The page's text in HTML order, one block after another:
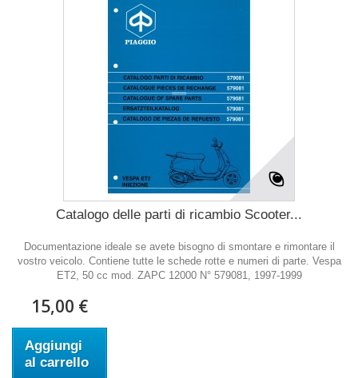
Catalogo delle parti di ricambio Scooter...
Documentazione ideale se avete bisogno di smontare e rimontare il
vostro veicolo. Contiene tutte le schede rotte e numeri di parte. Vespa
ET2, 50 cc mod. ZAPC 12000 N° 579081, 1997-1999
15,00 €
Aggiungi
al carrello